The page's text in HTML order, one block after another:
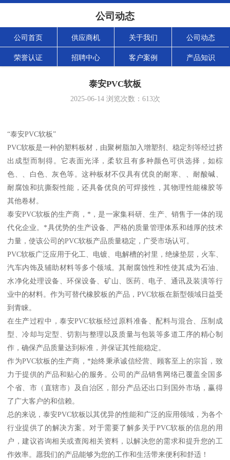
公司动态
公司首页 供应商机 关于我们 公司动态
荣誉认证 招聘中心 客户案例 产品知识
泰安PVC软板
2025-06-14浏览次数： 613次
“泰安PVC软板”
PVC软板是一种的塑料板材，由聚树脂加入增塑剂、稳定剂等经过挤
出成型而制得。它表面光泽，柔软且有多种颜色可供选择，如棕
色、、白色、灰色等。这种板材不仅具有优良的耐寒、、耐酸碱、
耐腐蚀和抗撕裂性能，还具备优良的可焊接性，其物理性能橡胶等
其他卷材。
泰安PVC软板的生产商，*，是一家集科研、生产、销售于一体的现
代化企业。*具优势的生产设备、严格的质量管理体系和雄厚的技术
力量，使该公司的PVC软板产品质量稳定，广受市场认可。
PVC软板广泛应用于化工、电镀、电解槽的衬里，绝缘垫层，火车、
汽车内饰及辅助材料等多个领域。其耐腐蚀性和性使其成为石油、
水净化处理设备、环保设备、矿山、医药、电子、通讯及装潢等行
业中的材料。作为可替代橡胶板的产品，PVC软板在新型领域日益受
到青睐。
在生产过程中，泰安PVC软板经过原料准备、配料与混合、压制成
型、冷却与定型、切割与整理以及质量与包装等多道工序的精心制
作，确保产品质量达到标准，并保证其性能稳定。
作为PVC软板的生产商，*始终秉承诚信经营、顾客至上的宗旨，致
力于提供的产品和贴心的服务。公司的产品销售网络已覆盖全国多
个省、市（直辖市）及自治区，部分产品还出口到国外市场，赢得
了广大客户的和信赖。
总的来说，泰安PVC软板以其优异的性能和广泛的应用领域，为各个
行业提供了的解决方案。对于需要了解多关于PVC软板的信息的用
户，建议咨询相关或查阅相关资料，以解决您的需求和提升您的工
作效率。愿我们的产品能够为您的工作和生活带来便利和舒适！